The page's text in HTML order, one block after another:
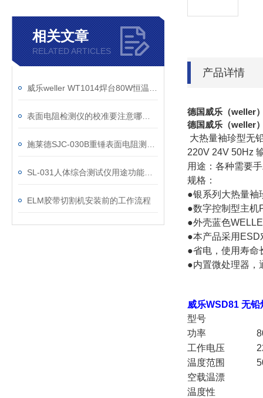
相关文章
RELATED ARTICLES
ELM胶带切割机安装前的工作流程
产品详情
德国威乐（weller
德国威乐（weller
大热量袖珍型无
220V 24V 50Hz
用途：各种需要
规格：
●银系列大热量袖
●数字控制型主机
●外壳蓝色
●本产品采用ESD
●省电，使用寿命
●内置微处理器，
威乐WSD81 无铅
型号
功率
工作电压
温度范围
空载温漂
温度性